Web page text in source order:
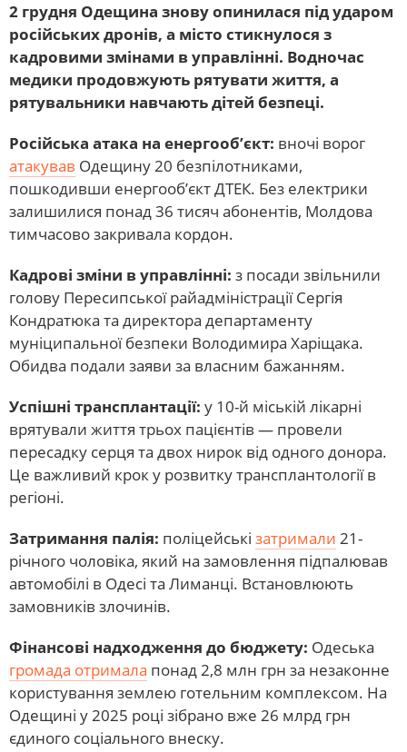
2 грудня Одещина знову опинилася під ударом
російських дронів, а місто стикнулося з
кадровими змінами в управлінні. Водночас
медики продовжують рятувати життя, а
рятувальники навчають дітей безпеці.
Російська атака на енергооб’єкт: вночі ворог
атакував Одещину 20 безпілотниками,
пошкодивши енергооб’єкт ДТЕК. Без електрики
залишилися понад 36 тисяч абонентів, Молдова
тимчасово закривала кордон.
Кадрові зміни в управлінні: з посади звільнили
голову Пересипської райадміністрації Сергія
Кондратюка та директора департаменту
муніципальної безпеки Володимира Харіщака.
Обидва подали заяви за власним бажанням.
Успішні трансплантації: у 10-й міській лікарні
врятували життя трьох пацієнтів — провели
пересадку серця та двох нирок від одного донора.
Це важливий крок у розвитку трансплантології в
регіоні.
Затримання палія: поліцейські затримали 21-
річного чоловіка, який на замовлення підпалював
автомобілі в Одесі та Лиманці. Встановлюють
замовників злочинів.
Фінансові надходження до бюджету: Одеська
громада отримала понад 2,8 млн грн за незаконне
користування землею готельним комплексом. На
Одещині у 2025 році зібрано вже 26 млрд грн
єдиного соціального внеску.